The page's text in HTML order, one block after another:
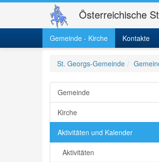
Österreichische
Gemeinde - Kirche Kontakte
St. Georgs-Gemeinde
Gemeinde
Kirche
Aktivitäten und Kalender
Aktivitäten